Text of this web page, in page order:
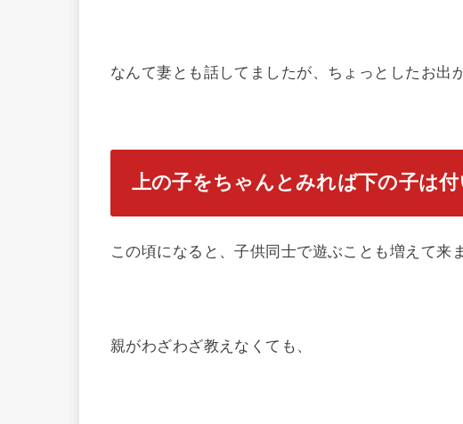
なんて妻とも話してましたが、ちょっとしたお出
上の子をちゃんとみれば下の子は付
この頃になると、子供同士で遊ぶことも増えて来ま
親がわざわざ教えなくても、